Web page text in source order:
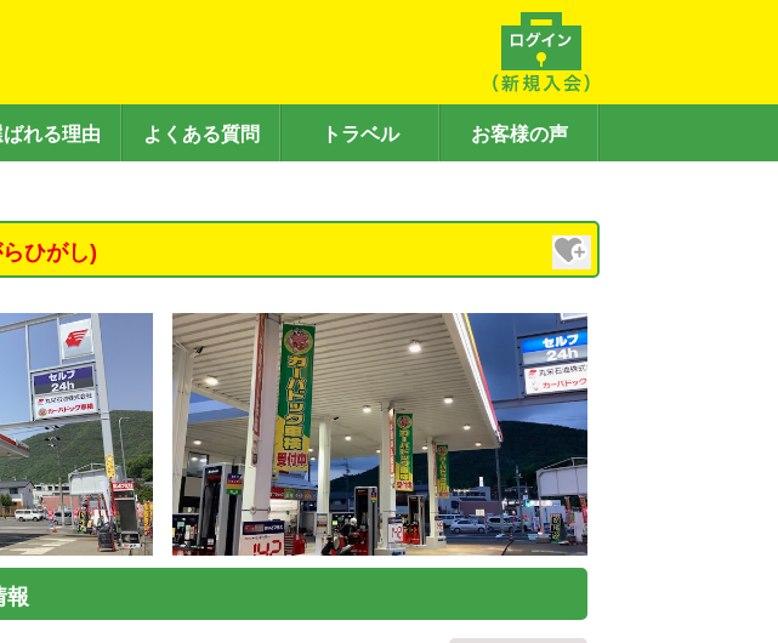
ばれる理由 よくある質問 トラベル お客様の声
ひがし)
報